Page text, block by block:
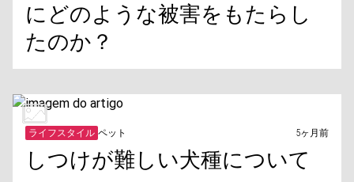
にどのような被害をもたらし
たのか？
ライフスタイル ペット 5ヶ月前
しつけが難しい犬種について